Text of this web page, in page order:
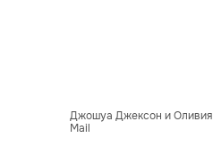
Джошуа Джексон и
Mail